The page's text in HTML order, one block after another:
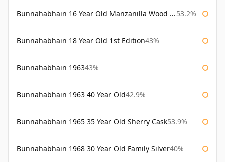
Bunnahabhain 16 Year Old Manzanilla Wood Finish 53.2%
Bunnahabhain 18 Year Old 1st Edition43%
Bunnahabhain 196343%
Bunnahabhain 1963 40 Year Old42.9%
Bunnahabhain 1965 35 Year Old Sherry Cask53.9%
Bunnahabhain 1968 30 Year Old Family Silver40%